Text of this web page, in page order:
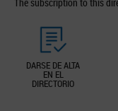
DARSE DE ALTA
EN EL
DIRECTORIO